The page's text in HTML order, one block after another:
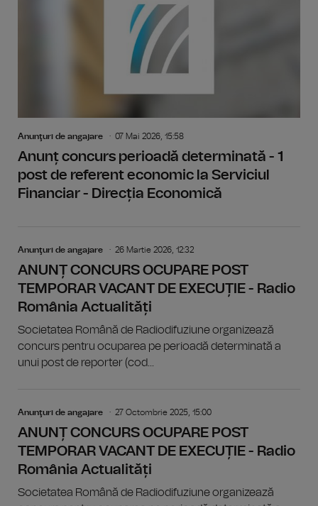
Anunţuri de angajare 07 Mai 2026, 15:58
Anunț concurs perioadă determinată - 1
post de referent economic la Serviciul
Financiar - Direcția Economică
Anunţuri de angajare 26 Martie 2026, 12:32
ANUNȚ CONCURS OCUPARE POST
TEMPORAR VACANT DE EXECUȚIE - Radio
România Actualități
Societatea Română de Radiodifuziune organizează
concurs pentru ocuparea pe perioadă determinată a
unui post de reporter (cod...
Anunţuri de angajare 27 Octombrie 2025, 15:00
ANUNȚ CONCURS OCUPARE POST
TEMPORAR VACANT DE EXECUȚIE - Radio
România Actualități
Societatea Română de Radiodifuziune organizează